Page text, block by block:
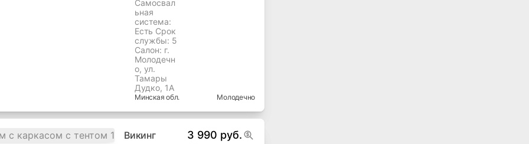
Самосвал
ьная
система:
Есть Срок
службы: 5
Салон: г.
Молодечн
о, ул.
Тамары
Дудко, 1А
Минская обл. Молодечно
Викинг 3 990 руб.